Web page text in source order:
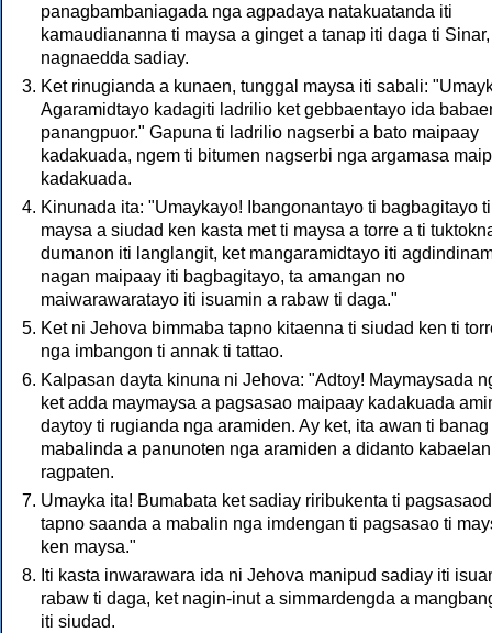
panagbambaniagada nga agpadaya natakuatanda iti
kamaudiananna ti maysa a ginget a tanap iti daga ti
nagnaedda sadiay.
Ket rinugianda a kunaen, tunggal maysa iti sabali:
Agaramidtayo kadagiti ladrilio ket gebbaentayo ida
panangpuor." Gapuna ti ladrilio nagserbi a bato maipaay
kadakuada, ngem ti bitumen nagserbi nga argamasa
kadakuada.
Kinunada ita: "Umaykayo! Ibangonantayo ti bagbagitayo ti
maysa a siudad ken kasta met ti maysa a torre a ti
dumanon iti langlangit, ket mangaramidtayo iti
nagan maipaay iti bagbagitayo, ta amangan no
maiwarawaratayo iti isuamin a rabaw ti daga."
Ket ni Jehova bimmaba tapno kitaenna ti siudad ken ti
nga imbangon ti annak ti tattao.
Kalpasan dayta kinuna ni Jehova: "Adtoy! Maymaysada
ket adda maymaysa a pagsasao maipaay kadakuada
daytoy ti rugianda nga aramiden. Ay ket, ita awan ti banag
mabalinda a panunoten nga aramiden a didanto
ragpaten.
Umayka ita! Bumabata ket sadiay riribukenta ti
tapno saanda a mabalin nga imdengan ti pagsasao ti
ken maysa."
Iti kasta inwarawara ida ni Jehova manipud sadiay iti
rabaw ti daga, ket nagin-inut a simmardengda a
iti siudad.